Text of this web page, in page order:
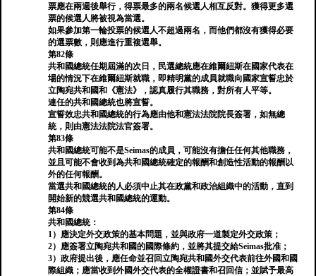
票應在兩週後舉行，得票最多的兩名候選人相互反對。獲得更多選
票的候選人將被視為當選。
如果參加第一輪投票的候選人不超過兩名，而他們都沒有獲得必要
的選票數，則應進行重複選舉。
第82條
共和國總統任期屆滿的次日，民選總統應在維爾紐斯在國家代表在
場的情況下在維爾紐斯就​​職，即精明黨的成員就職向國家宣誓忠於
立陶宛共和國和《憲法》，認真履行其職務，對所有人平等。
連任的共和國總統也將宣誓。
宣誓效忠共和國總統的行為應由他和憲法法院院長簽署，如無總
統，則由憲法法院法官簽署。
第83條
共和國總統可能不是Seimas的成員，可能沒有擔任任何其他職務，
並且可能不會收到為共和國總統確定的報酬和創造性活動的報酬以
外的任何報酬。
當選共和國總統的人必須中止其在政黨和政治組織中的活動，直到
開始新的競選共和國總統的運動。
第84條
共和國總統：
1）應決定外交政策的基本問題，並與政府一道製定外交政策；
2）應簽署立陶宛共和國的國際條約，並將其提交給Seimas批准；
3）政府提出後，應任命並召回立陶宛共和國外交代表前往外國和國
際組織；應當收到外國外交代表的全權證書和召回信；並賦予最高